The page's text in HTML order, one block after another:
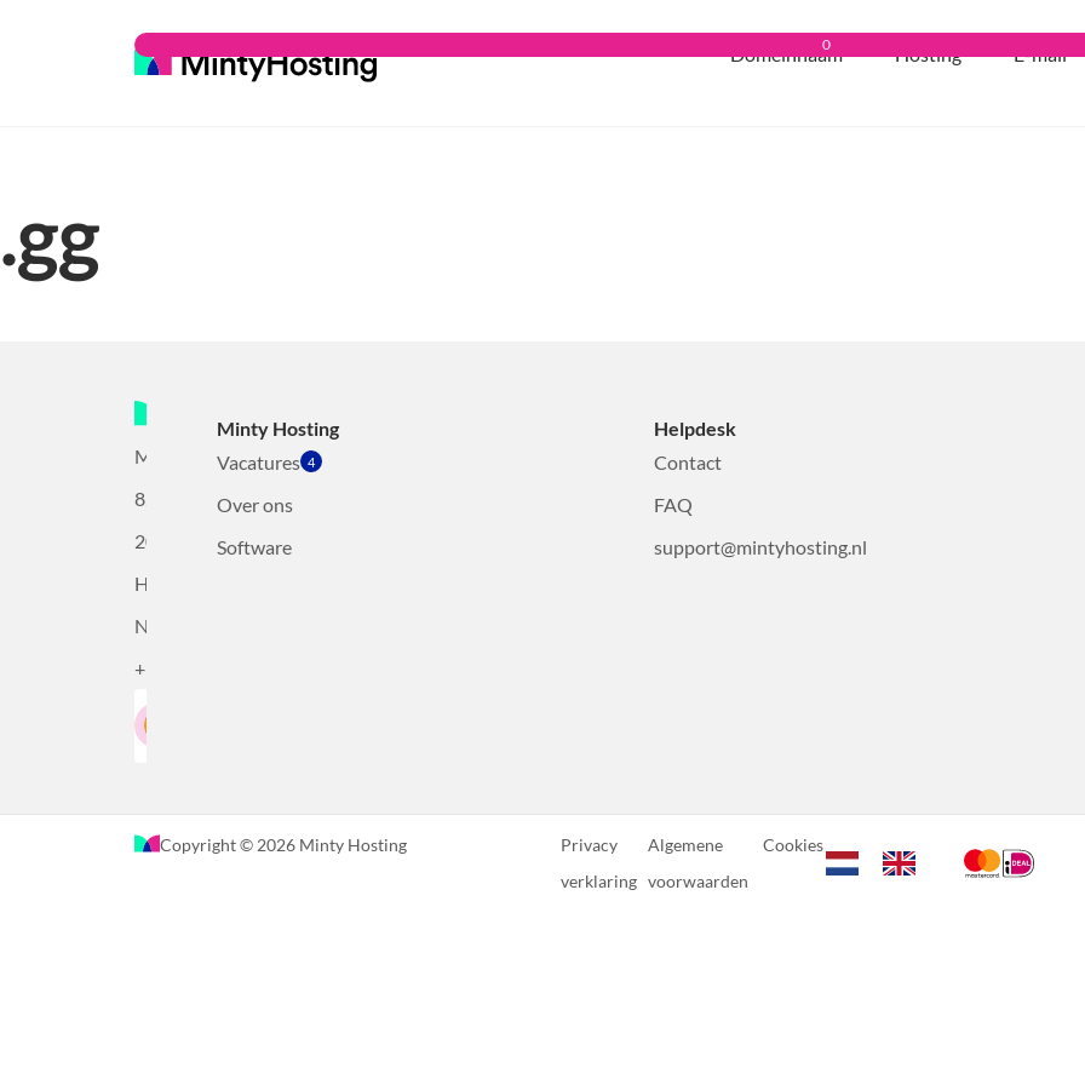
Domeinnaam Hosting E-mail
0
.gg
Mollerusweg
82
2031BZ
Haarlem,
Nederland
+31232305815
Minty Hosting
Vacatures 4
Over ons
Software
Helpdesk
Contact
FAQ
support@mintyhosting.nl
Copyright © 2026 Minty Hosting
Privacy
verklaring
Algemene
voorwaarden
Cookies